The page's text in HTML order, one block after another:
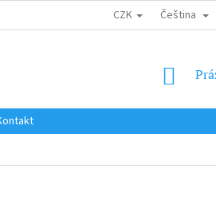
DOPRAVA DO EU / INTERNATIONAL SHIPPING
CZK Čeština